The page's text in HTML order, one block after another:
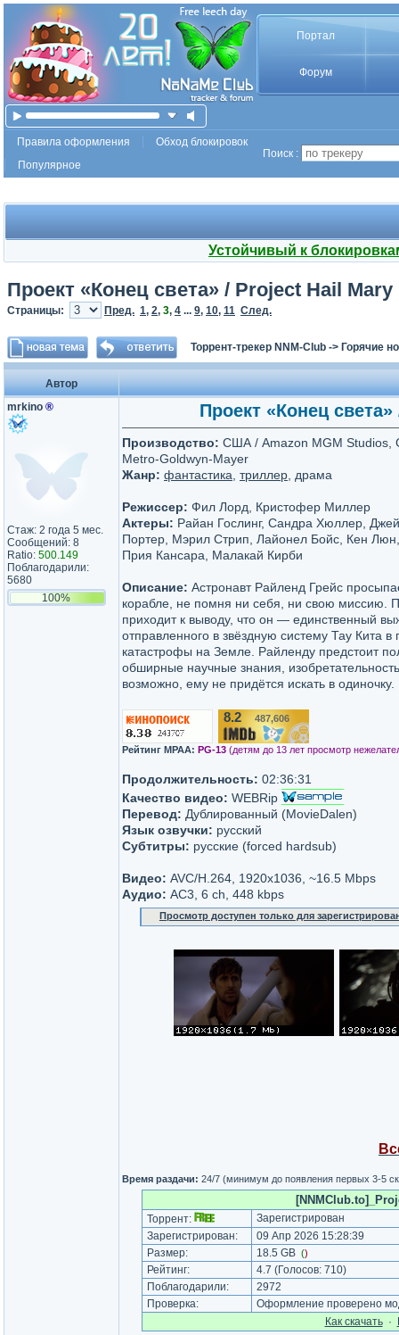
Портал
Форум
Правила оформления
Обход блокировок
Популярное
Поиск :
Устойчивый к
Проект «Конец света» / Project Hail
Страницы: Пред. 1, 2, 3, 4 ... 9, 10, 11 След.
Торрент-трекер NNM-Club -> Горячие
Автор
mrkino ®
Стаж: 2 года 5 мес.
Сообщений: 8
Ratio: 500.149
Поблагодарили:
5680
100%
Проект «Конец
Производство: США / Amazon MGM Studios,
Metro-Goldwyn-Mayer
Жанр: фантастика триллер , драма
Режиссер: Фил Лорд, Кристофер Миллер
Актеры: Райан Гослинг, Сандра Хюллер,
Портер, Мэрил Стрип, Лайонел Бойс, Кен
Прия Кансара, Малакай Кирби
Описание: Астронавт Райленд Грейс
корабле, не помня ни себя, ни свою миссию.
приходит к выводу, что он — единственный
отправленного в звёздную систему Тау Кита в
катастрофы на Земле. Райленду предстоит
обширные научные знания,
возможно, ему не придётся искать в одиночку.
8.2 487,606
Рейтинг MPAA: PG-13 (детям до 13 лет просмотр
Продолжительность: 02:36:31
Качество видео: WEBRip
Перевод: Дублированный (MovieDalen)
Язык озвучки: русский
Субтитры: русские (forced hardsub)
Видео: AVC/H.264, 1920х1036, ~16.5 Mbps
Аудио: AC3, 6 ch, 448 kbps
Просмотр доступен только для
Время раздачи: 24/7 (минимум до появления первых 3-5
Торрент:
Зарегистрирован
Зарегистрирован:
09 Апр 2026 15:28:39
Размер:
18.5 GB ()
Рейтинг: 4.7 (Голосов: 710)
Поблагодарили:
2972
Проверка:
Оформление проверено
Как cкачать·